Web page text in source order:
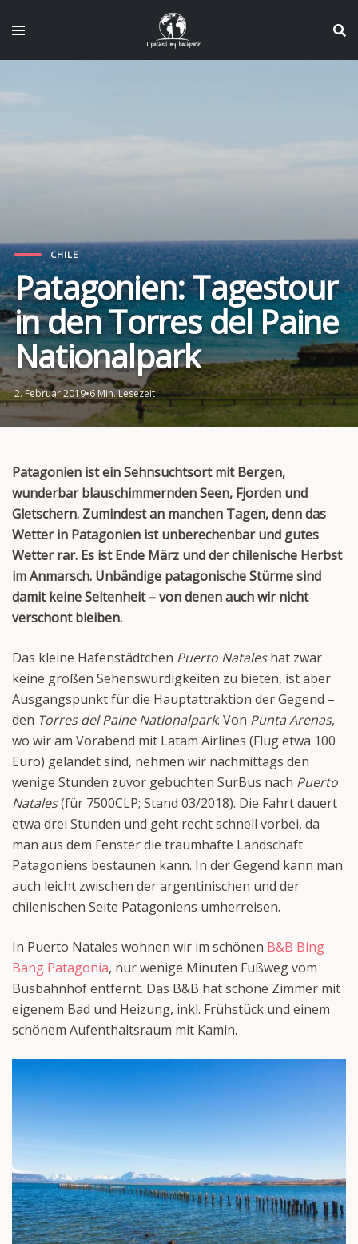
Inhalt
CHILE
Patagonien: Tagestour
in den Torres del Paine
Nationalpark
2. Februar 2019•6 Min. Lesezeit
Patagonien ist ein Sehnsuchtsort mit Bergen,
wunderbar blauschimmernden Seen, Fjorden und
Gletschern. Zumindest an manchen Tagen, denn das
Wetter in Patagonien ist unberechenbar und gutes
Wetter rar. Es ist Ende März und der chilenische Herbst
im Anmarsch. Unbändige patagonische Stürme sind
damit keine Seltenheit – von denen auch wir nicht
verschont bleiben.
Das kleine Hafenstädtchen Puerto Nataleshat zwar
keine großen Sehenswürdigkeiten zu bieten, ist aber
Ausgangspunkt für die Hauptattraktion der Gegend –
den Torres del Paine Nationalpark. Von Punta Arenas,
wo wir am Vorabend mit Latam Airlines (Flug etwa 100
Euro) gelandet sind, nehmen wir nachmittags den
wenige Stunden zuvor gebuchten SurBus nach Puerto
Natales(für 7500CLP; Stand 03/2018). Die Fahrt dauert
etwa drei Stunden und geht recht schnell vorbei, da
man aus dem Fenster die traumhafte Landschaft
Patagoniens bestaunen kann. In der Gegend kann man
auch leicht zwischen der argentinischen und der
chilenischen Seite Patagoniens umherreisen.
In Puerto Natales wohnen wir im schönen B&B Bing
Bang Patagonia, nur wenige Minuten Fußweg vom
Busbahnhof entfernt. Das B&B hat schöne Zimmer mit
eigenem Bad und Heizung, inkl. Frühstück und einem
schönem Aufenthaltsraum mit Kamin.